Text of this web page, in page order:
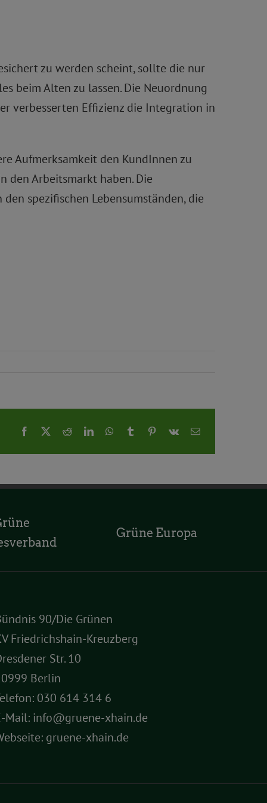
zu werden scheint, sollte die nur
beim Alten zu lassen. Die Neuordnung
verbesserten Effizienz die Integration in
Aufmerksamkeit den KundInnen zu
Arbeitsmarkt haben. Die
spezifischen Lebensumständen, die
Facebook RedditLinkedInWhatsApp
Tumblr Pinterest
Vk
E-
Grüne Europa
90/Die Grünen
Friedrichshain-Kreuzberg
Str. 10
Berlin
030 614 314 6
Mail: info@gruene-xhain.de
gruene-xhain.de